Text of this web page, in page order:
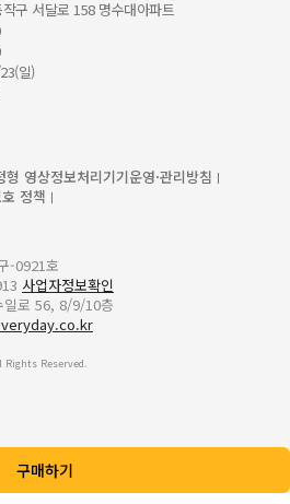
구매하기
구 서달로 158 명수대아파트
일)
형 영상정보처리기기운영·관리방침
정책
-0921호
사업자정보확인
일로 56, 8/9/10층
Rights Reserved.